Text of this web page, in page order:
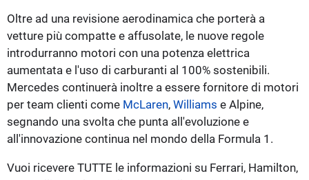
Oltre ad una revisione aerodinamica che porterà a
vetture più compatte e affusolate, le nuove regole
introdurranno motori con una potenza elettrica
aumentata e l'uso di carburanti al 100% sostenibili.
Mercedes continuerà inoltre a essere fornitore di motori
per team clienti come McLaren, Williams e Alpine,
segnando una svolta che punta all'evoluzione e
all'innovazione continua nel mondo della Formula 1.
Vuoi ricevere TUTTE le informazioni su Ferrari, Hamilton,